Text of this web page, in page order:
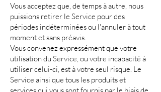
Vous acceptez que, de temps à autre, nous
puissions retirer le Service pour des
périodes indéterminées ou l'annuler à tout
moment et sans préavis.
Vous convenez expressément que votre
utilisation du Service, ou votre incapacité à
utiliser celui-ci, est à votre seul risque. Le
Service ainsi que tous les produits et
services qui vous sont fournis par le biais de